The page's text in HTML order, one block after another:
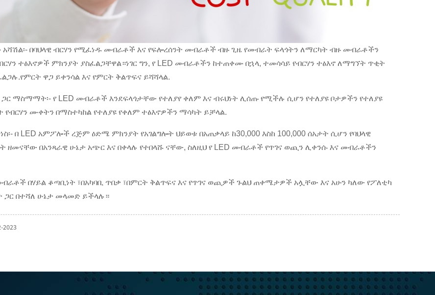
አሻሽል፡- በባህላዊ ብርሃን የሚፈነዱ መብራቶች እና የፍሎረሰንት መብራቶች ብዙ ጊዜ የመብራት ፍላጎትን ለማርካት ብዙ መብራቶችን
ተፅእኖዎች ምክንያት ያስፈልጋቸዋል።ነገር ግን, የ LED መብራቶችን ከተጠቀሙ በኋላ, ተመሳሳይ የብርሃን ተፅእኖ ለማግኘት ጥቂት
ዋጋ ይቀንሳል እና የምርት ቅልጥፍና ይሻሻላል.
ጋር ማስማማት፡- የ LED መብራቶች እንደፍላጎታቸው የተለያየ ቀለም እና ብሩህነት ሊሰጡ የሚችሉ ሲሆን የተለያዩ ቦታዎችን የተለያዩ
ሙቀትን በማስተካከል የተለያዩ የቀለም ተፅእኖዎችን ማሳካት ይቻላል.
በ LED አምፖሎች ረጅም ዕድሜ ምክንያት የአገልግሎት ህይወቱ በአጠቃላይ ከ30,000 እስከ 100,000 ሰአታት ሲሆን የባህላዊ
ዘመናቸው በአንጻራዊ ሁኔታ አጭር እና በቀላሉ የተበላሹ ናቸው, ስለዚህ የ LED መብራቶች የጥገና ወጪን ሊቀንሱ እና መብራቶችን
በሃይል ቆጣቢነት ፣በአካባቢ ጥበቃ ፣በምርት ቅልጥፍና እና የጥገና ወጪዎች ጉልህ ጠቀሜታዎች አሏቸው እና አሁን ካለው የፖለቲካ
ጋር በተሻለ ሁኔታ መላመድ ይችላሉ።
2023